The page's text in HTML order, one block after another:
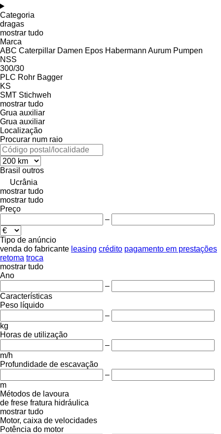
Categoria
dragas
mostrar tudo
Marca
ABC Caterpillar Damen Epos Habermann Aurum Pumpen
NSS
300/30
PLC Rohr Bagger
KS
SMT Stichweh
mostrar tudo
Grua auxiliar
Grua auxiliar
Localização
Procurar num raio
Brasil outros
Ucrânia
mostrar tudo
mostrar tudo
Preço
–
Tipo de anúncio
venda do fabricante leasing crédito pagamento em prestações
retoma troca
mostrar tudo
Ano
–
Características
Peso líquido
–
kg
Horas de utilização
–
m/h
Profundidade de escavação
–
m
Métodos de lavoura
de frese fratura hidráulica
mostrar tudo
Motor, caixa de velocidades
Potência do motor